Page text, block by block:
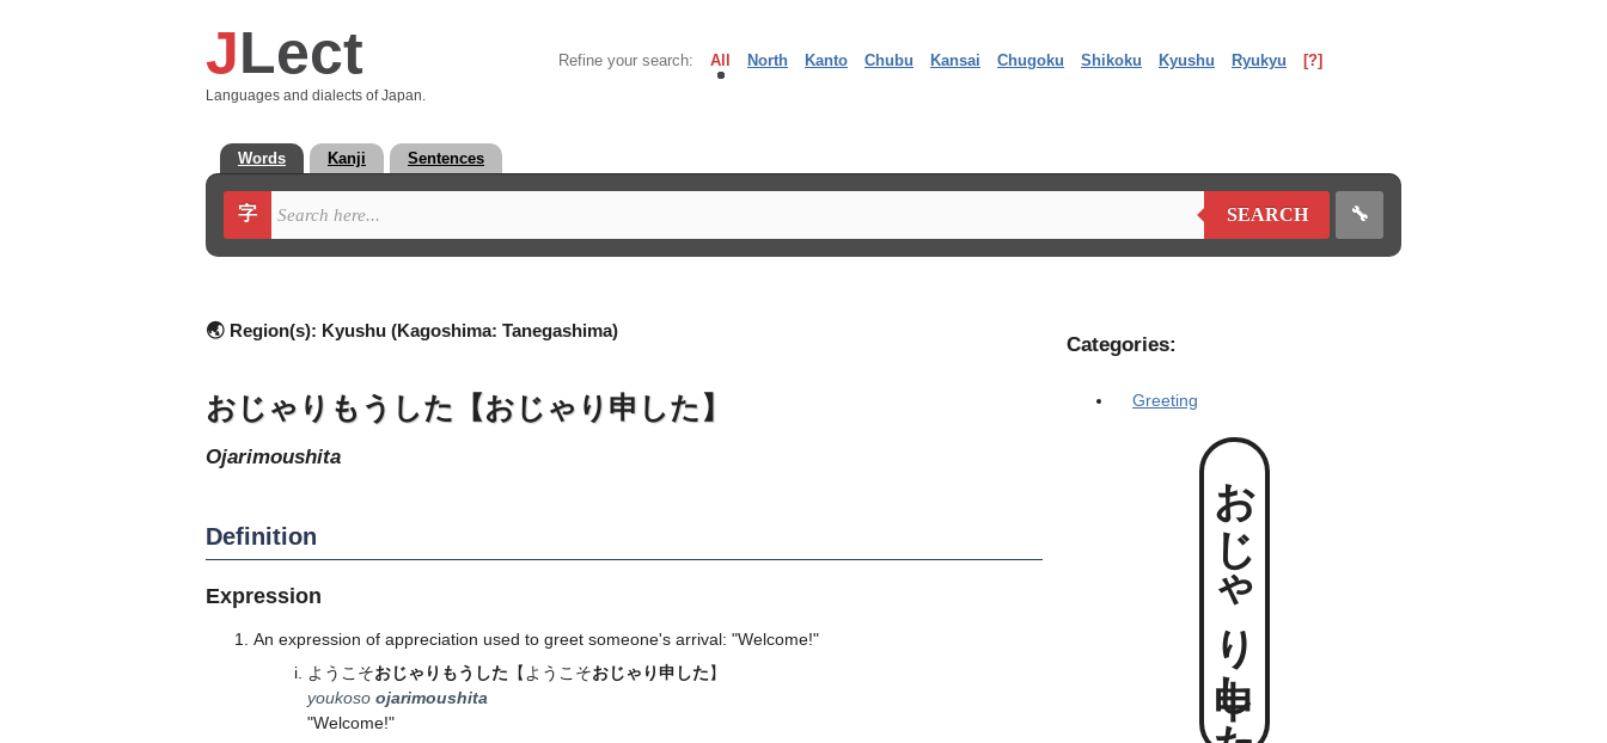
JLect
Languages and dialects of Japan.
Refine your search: All North Kanto Chubu Kansai Chugoku Shikoku Kyushu Ryukyu [?]
Words Kanji Sentences
字 SEARCH 🔧
🌏 Region(s): Kyushu (Kagoshima: Tanegashima)
おじゃりもうした【おじゃり申した】
ojarimoushita
Definition
Expression
An expression of appreciation used to greet someone's arrival: "Welcome!"
ようこそおじゃりもうした 【ようこそおじゃり申した】
youkoso ojarimoushita
"Welcome!"
Categories:
Greeting
おじゃり申した